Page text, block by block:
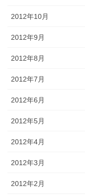
2012年10月
2012年9月
2012年8月
2012年7月
2012年6月
2012年5月
2012年4月
2012年3月
2012年2月